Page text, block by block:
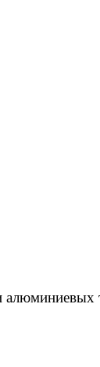
алюминиевых